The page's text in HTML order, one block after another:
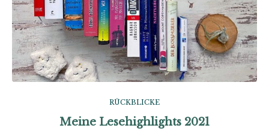
RÜCKBLICKE
Meine Lesehighlights 2021